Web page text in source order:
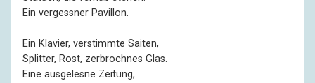
Ein vergessner Pavillon.
Ein Klavier, verstimmte Saiten,
Splitter, Rost, zerbrochnes Glas.
Eine ausgelesne Zeitung,